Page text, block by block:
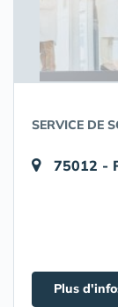
SERVICE DE
75012 -
Plus